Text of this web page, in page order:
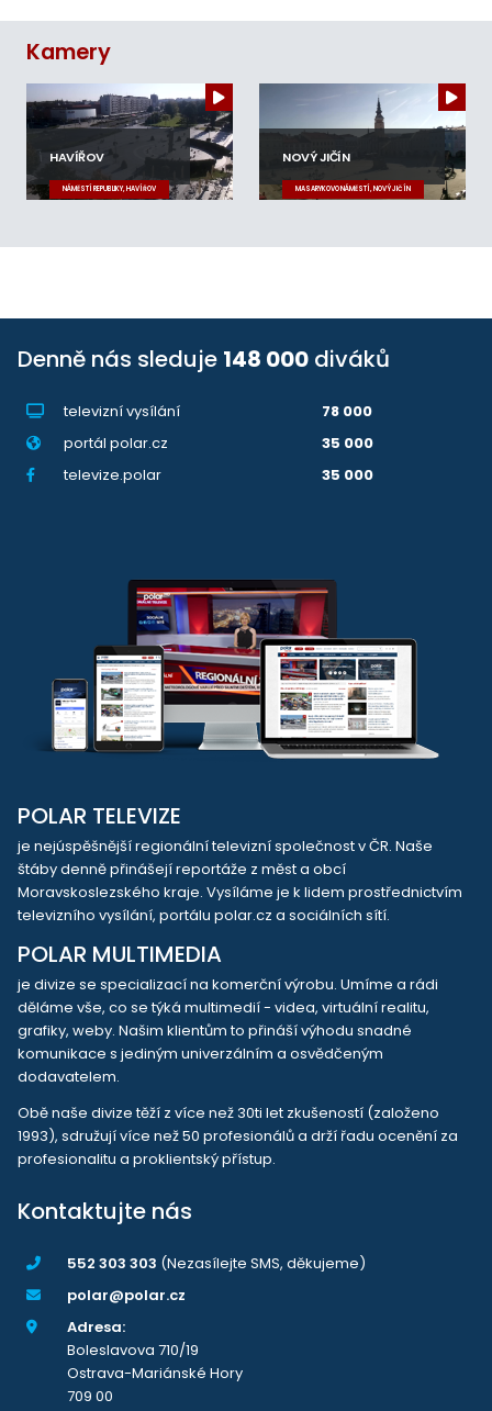
Kamery
HAVÍŘOV
NÁMĚSTÍ REPUBLIKY, HAVÍŘOV
NOVÝ JIČÍN
MASARYKOVO NÁMĚSTÍ, NOVÝ JIČÍN
Denně nás sleduje 148 000 diváků
televizní vysílání
78 000
portál polar.cz
35 000
televize.polar
35 000
POLAR TELEVIZE
je nejúspěšnější regionální televizní společnost v ČR. Naše
štáby denně přinášejí reportáže z měst a obcí
Moravskoslezského kraje. Vysíláme je k lidem prostřednictvím
televizního vysílání, portálu polar.cz a sociálních sítí.
POLAR MULTIMEDIA
je divize se specializací na komerční výrobu. Umíme a rádi
děláme vše, co se týká multimedií - videa, virtuální realitu,
grafiky, weby. Našim klientům to přináší výhodu snadné
komunikace s jediným univerzálním a osvědčeným
dodavatelem.
Obě naše divize těží z více než 30ti let zkušeností (založeno
1993), sdružují více než 50 profesionálů a drží řadu ocenění za
profesionalitu a proklientský přístup.
Kontaktujte nás
552 303 303 (Nezasílejte SMS, děkujeme)
polar@polar.cz
Adresa:
Boleslavova 710/19
Ostrava-Mariánské Hory
709 00